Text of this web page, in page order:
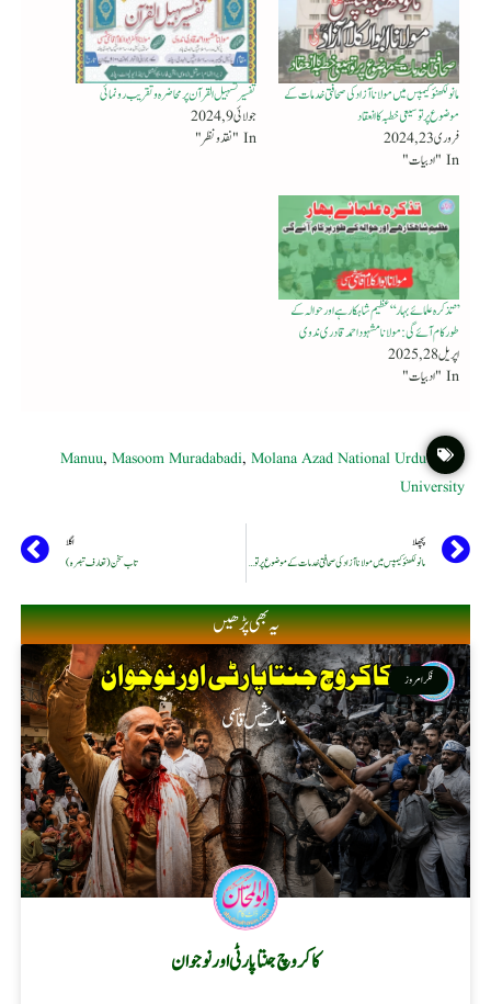
مانو لکھنؤکیمپس میں مولانا آزاد کی صحافتی خدمات کے
موضو ع پر توسیعی خطبہ کا انعقاد
فروری 23, 2024
In "ادبیات"
تفسیر تسہیل القرآن پر محاضرہ و تقریب رونمائی
جولائی 9, 2024
In "نقد ونظر"
’’ تذکرہ علمائے بہار‘‘ عظیم شاہکارہےاور حوالہ کے
طور کام آئے گی : مولانا مشہود احمد قادری ندوی
اپریل 28, 2025
In "ادبیات"
Manuu,Masoom Muradabadi,Molana Azad National Urdu
University
پچھلا
مانو لکھنؤکیمپس میں مولانا آزاد کی صحافتی خدمات کے موضو ع پر توسیعی خطبہ کا انعقاد
اگلا
تاب سخن (تعارف تبصرہ)
یہ بھی پڑھیں
فکر امروز
کاکروچ جنتا پارٹی اور نوجوان